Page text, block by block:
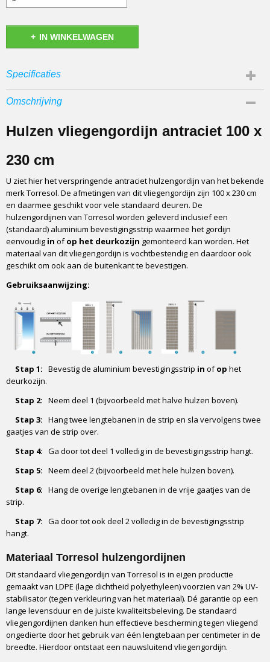
IN WINKELWAGEN
Specificaties
Afmetingen (l,b,h)
Omschrijving
Hulzen vliegengordijn antraciet 100 x
230 cm
U ziet hier het verspringende antraciet hulzengordijn van het bekende
merk Torresol. De afmetingen van dit vliegengordijn zijn 100 x 230 cm
en daarmee geschikt voor vele standaard deuren. De
hulzengordijnen van Torresol worden geleverd inclusief een
(standaard) aluminium bevestigingsstrip waarmee het gordijn
eenvoudig in ofop het deurkozijn gemonteerd kan worden. Het
materiaal van dit vliegengordijn is vochtbestendig en daardoor ook
geschikt om ook aan de buitenkant te bevestigen.
Gebruiksaanwijzing:
Stap 1: Bevestig de aluminium bevestigingsstrip in ofop het
deurkozijn.
Stap 2: Neem deel 1 (bijvoorbeeld met halve hulzen boven).
Stap 3: Hang twee lengtebanen in de strip en sla vervolgens twee
gaatjes van de strip over.
Stap 4: Ga door tot deel 1 volledig in de bevestigingsstrip hangt.
Stap 5: Neem deel 2 (bijvoorbeeld met hele hulzen boven).
Stap 6: Hang de overige lengtebanen in de vrije gaatjes van de
strip.
Stap 7: Ga door tot ook deel 2 volledig in de bevestigingsstrip
hangt.
Materiaal Torresol hulzengordijnen
Dit standaard vliegengordijn van Torresol is in eigen productie
gemaakt van LDPE (lage dichtheid polyethyleen) voorzien van 2% UV-
stabilisator (tegen verkleuring van het materiaal). Dé garantie op een
lange levensduur en de juiste kwaliteitsbeleving. De standaard
vliegengordijnen danken hun effectieve bescherming tegen vliegend
ongedierte door het gebruik van één lengtebaan per centimeter in de
breedte. Hierdoor ontstaat een nauwsluitend vliegengordijn.